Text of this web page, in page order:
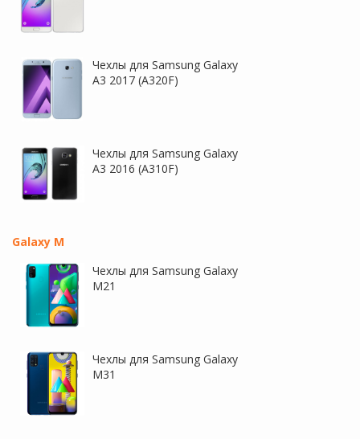
Чехлы для Samsung Galaxy
A3 2017 (A320F)
Чехлы для Samsung Galaxy
A3 2016 (A310F)
Galaxy M
Чехлы для Samsung Galaxy
M21
Чехлы для Samsung Galaxy
M31